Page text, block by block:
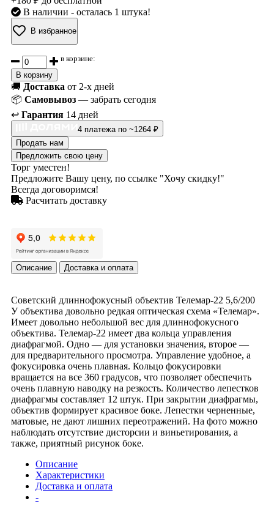
В наличии - осталась 1 штука!
В избранное
в корзине:
В корзину
🚚 Доставка от 2-х дней
📦 Самовывоз — забрать сегодня
↩️ Гарантия 14 дней
4 платежа по ~1264 ₽
Продать нам
Предложить свою цену
Торг уместен!
Предложите Вашу цену, по ссылке "Хочу скидку!"
Всегда договоримся!
Расчитать доставку
Описание Доставка и оплата
Советский длиннофокусный объектив Телемар-22 5,6/200
У объектива довольно редкая оптическая схема «Телемар».
Имеет довольно небольшой вес для длиннофокусного
объектива. Телемар-22 имеет два кольца управления
диафрагмой. Одно — для установки значения, второе —
для предварительного просмотра. Управление удобное, а
фокусировка очень плавная. Кольцо фокусировки
вращается на все 360 градусов, что позволяет обеспечить
очень плавную наводку на резкость. Количество лепестков
диафрагмы составляет 12 штук. При закрытии диафрагмы,
объектив формирует красивое боке. Лепестки черненные,
матовые, не дают лишних переотражений. На фото можно
наблюдать отсутствие дисторсии и виньетирования, а
также, приятный рисунок боке.
Описание
Характеристики
Доставка и оплата
-